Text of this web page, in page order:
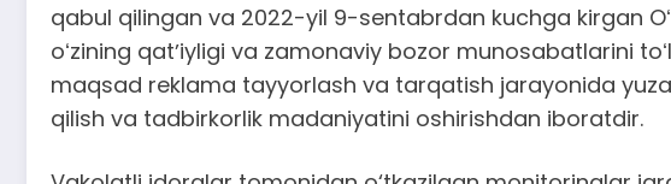
qabul qilingan va 2022-yil 9-sentabrdan kuchga kirgan
oʻzining qatʼiyligi va zamonaviy bozor munosabatlarini
maqsad reklama tayyorlash va tarqatish jarayonida
qilish va tadbirkorlik madaniyatini oshirishdan iboratdir.